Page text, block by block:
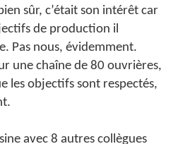
sûr, c’était son intérêt car
de production il
Pas nous, évidemment.
une chaîne de 80 ouvrières,
les objectifs sont respectés,
avec 8 autres collègues